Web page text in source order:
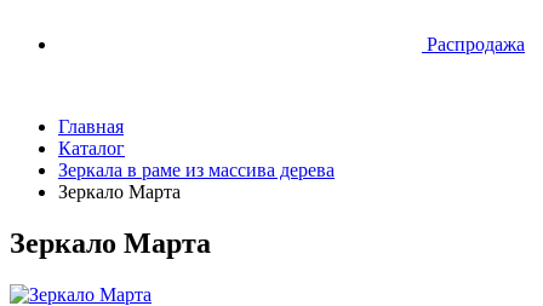
Распродажа
Главная
Каталог
Зеркала в раме из массива дерева
Зеркало Марта
Зеркало Марта